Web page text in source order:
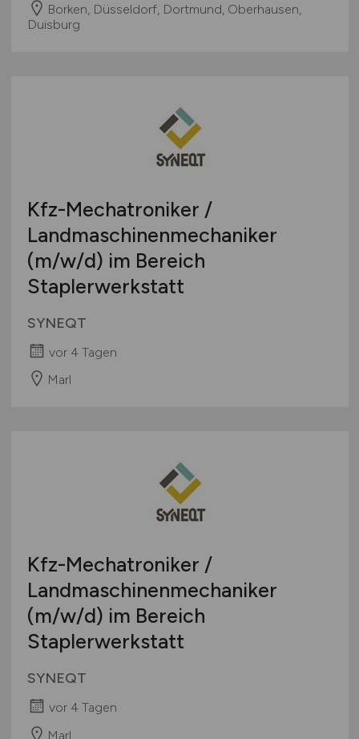
Borken, Düsseldorf, Dortmund, Oberhausen,
Duisburg
Kfz-Mechatroniker /
Landmaschinenmechaniker
(m/w/d) im Bereich
Staplerwerkstatt
SYNEQT
vor 4 Tagen
Marl
Kfz-Mechatroniker /
Landmaschinenmechaniker
(m/w/d) im Bereich
Staplerwerkstatt
SYNEQT
vor 4 Tagen
Marl